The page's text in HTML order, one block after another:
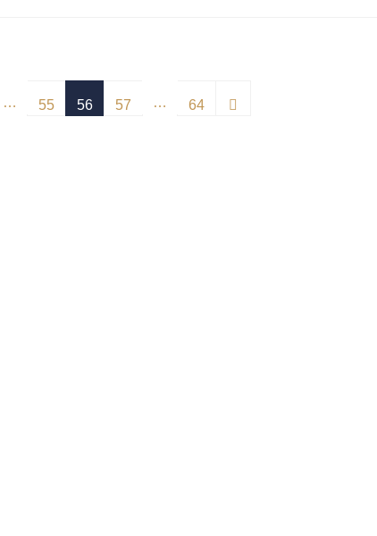
… 55 56 57 … 64